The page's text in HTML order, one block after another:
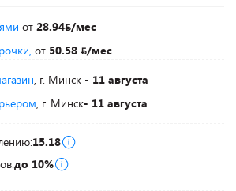
от 28.94 /мес
от 50.58
/мес
, г. Минск - 11 августа
, г. Минск- 11 августа
15.18
до 10%